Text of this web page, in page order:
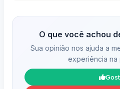
O que você achou
Sua opinião nos ajuda a
experiência na